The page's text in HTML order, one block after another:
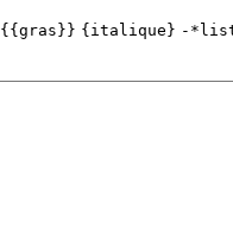
{{gras}} {italique} -